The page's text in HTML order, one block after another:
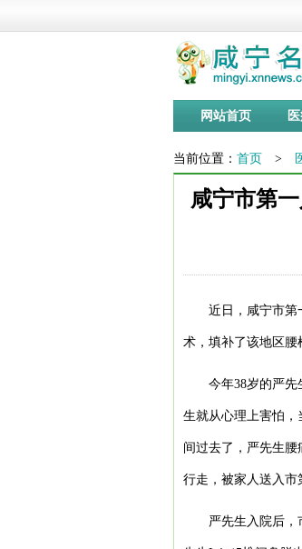
网站首页
当前位置： 首页 >
咸宁市第
近日，咸宁市第
术，填补了该地区腰
今年38岁的严
生就从心理上害怕
间过去了，严先生
行走，被家人送入市
严先生入院后